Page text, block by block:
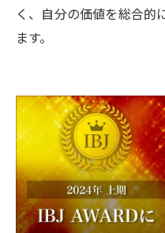
く、自分の価値を総合的
ます。